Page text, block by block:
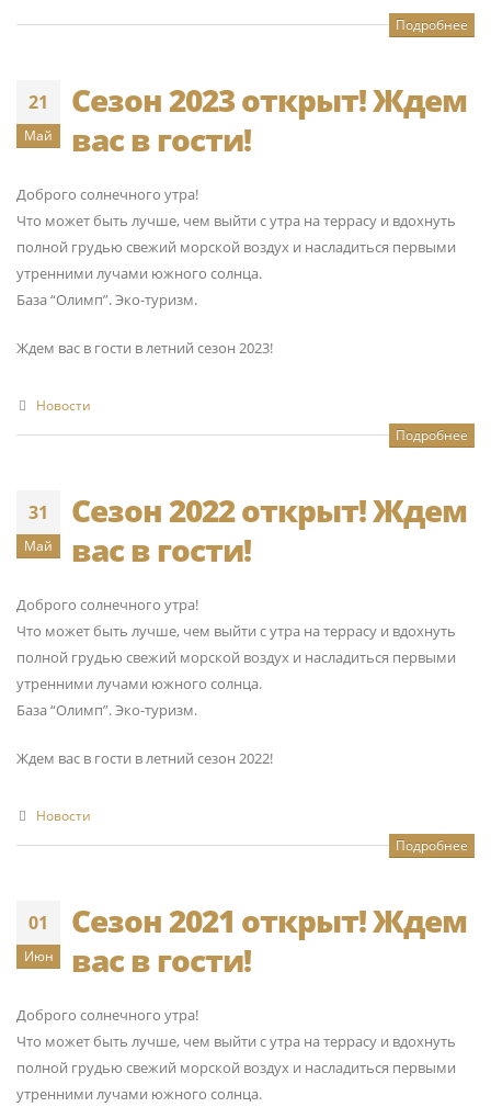
Подробнее
21
Май
Сезон 2023 открыт! Ждем
вас в гости!
Доброго солнечного утра!
Что может быть лучше, чем выйти с утра на террасу и вдохнуть
полной грудью свежий морской воздух и насладиться первыми
утренними лучами южного солнца.
База “Олимп”. Эко-туризм.
Ждем вас в гости в летний сезон 2023!
Новости
Подробнее
31
Май
Сезон 2022 открыт! Ждем
вас в гости!
Доброго солнечного утра!
Что может быть лучше, чем выйти с утра на террасу и вдохнуть
полной грудью свежий морской воздух и насладиться первыми
утренними лучами южного солнца.
База “Олимп”. Эко-туризм.
Ждем вас в гости в летний сезон 2022!
Новости
Подробнее
01
Июн
Сезон 2021 открыт! Ждем
вас в гости!
Доброго солнечного утра!
Что может быть лучше, чем выйти с утра на террасу и вдохнуть
полной грудью свежий морской воздух и насладиться первыми
утренними лучами южного солнца.